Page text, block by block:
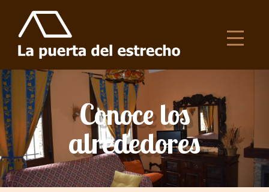
Conoce los
alrededores